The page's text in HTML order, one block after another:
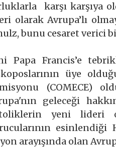
karşı karşıya
olarak Avrupa’lı
bunu cesaret verici
Papa Francis’e
üye
(COMECE)
geleceği
yeni lideri
arayışında olan